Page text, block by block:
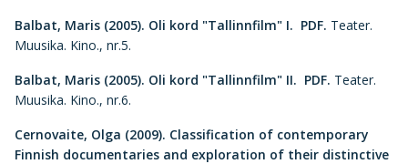
Balbat, Maris (2005). Oli kord "Tallinnfilm" I. PDF. Teater.
Muusika. Kino., nr.5.
Balbat, Maris (2005). Oli kord "Tallinnfilm" II. PDF. Teater.
Muusika. Kino., nr.6.
Cernovaite, Olga (2009). Classification of contemporary
Finnish documentaries and exploration of their distinctive